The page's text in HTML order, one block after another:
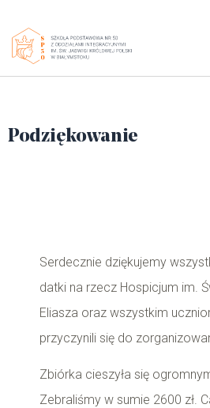
Podziękowanie
Serdecznie dziękujemy
datki na rzecz Hospicjum im.
Eliasza oraz wszystkim
przyczynili się do
Zbiórka cieszyła się
Zebraliśmy w sumie 2600 zł.